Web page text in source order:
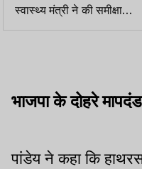
स्वास्थ्य मंत्री ने की समीक्षा
बैठक
भाजपा के दोहरे
पांडेय ने कहा कि